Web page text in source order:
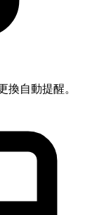
換自動提醒。